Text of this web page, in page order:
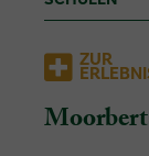
ZUR